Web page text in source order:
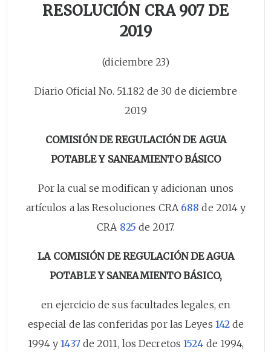
RESOLUCIÓN CRA 907 DE
2019
(diciembre 23)
Diario Oficial No. 51.182 de 30 de diciembre
2019
COMISIÓN DE REGULACIÓN DE AGUA
POTABLE Y SANEAMIENTO BÁSICO
Por la cual se modifican y adicionan unos
artículos a las Resoluciones CRA 688 de 2014 y
CRA 825 de 2017.
LA COMISIÓN DE REGULACIÓN DE AGUA
POTABLE Y SANEAMIENTO BÁSICO,
en ejercicio de sus facultades legales, en
especial de las conferidas por las Leyes 142 de
1994 y1437de 2011, los Decretos1524 de 1994,